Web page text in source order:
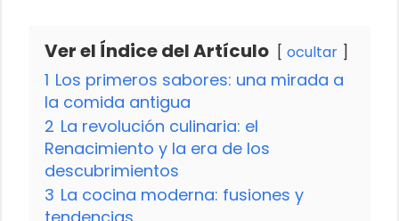
Ver el Índice del Artículo ocultar
1 Los primeros sabores: una mirada a
la comida antigua
2 La revolución culinaria: el
Renacimiento y la era de los
descubrimientos
3 La cocina moderna: fusiones y